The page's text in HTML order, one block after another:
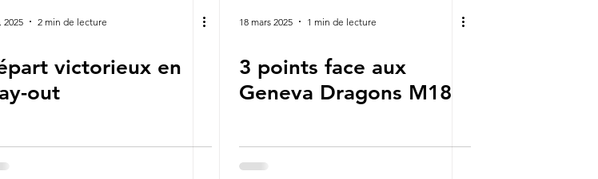
2025 2 min de lecture
victorieux en
out
18 mars 2025 1 min de lecture
3 points face aux
Geneva Dragons M18